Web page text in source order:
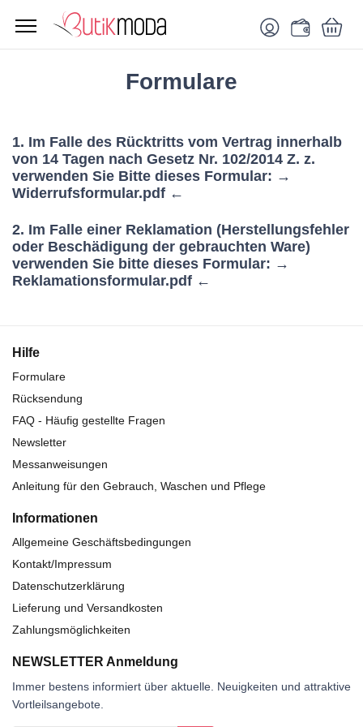
Formulare
1. Im Falle des Rücktritts vom Vertrag innerhalb
von 14 Tagen nach Gesetz Nr. 102/2014 Z. z.
verwenden Sie Bitte dieses Formular: →
Widerrufsformular.pdf ←
2. Im Falle einer Reklamation (Herstellungsfehler
oder Beschädigung der gebrauchten Ware)
verwenden Sie bitte dieses Formular: →
Reklamationsformular.pdf ←
Hilfe
Formulare
Rücksendung
FAQ - Häufig gestellte Fragen
Newsletter
Messanweisungen
Anleitung für den Gebrauch, Waschen und Pflege
Informationen
Allgemeine Geschäftsbedingungen
Kontakt/Impressum
Datenschutzerklärung
Lieferung und Versandkosten
Zahlungsmöglichkeiten
NEWSLETTER Anmeldung
Immer bestens informiert über aktuelle. Neuigkeiten und attraktive
Vortleilsangebote.